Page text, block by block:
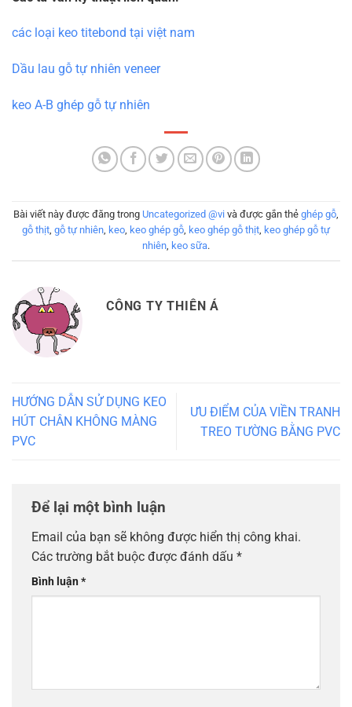
các loại keo titebond tại việt nam
Dầu lau gỗ tự nhiên veneer
keo A-B ghép gỗ tự nhiên
Bài viết này được đăng trong Uncategorized @vi và được gắn thẻ ghép gỗ,
gỗ thịt, gỗ tự nhiên, keo, keo ghép gỗ, keo ghép gỗ thịt, keo ghép gỗ tự
nhiên, keo sữa.
CÔNG TY THIÊN Á
HƯỚNG DẪN SỬ DỤNG KEO
HÚT CHÂN KHÔNG MÀNG
PVC
ƯU ĐIỂM CỦA VIỀN TRANH
TREO TƯỜNG BẰNG PVC
Để lại một bình luận
Email của bạn sẽ không được hiển thị công khai.
Các trường bắt buộc được đánh dấu *
Bình luận*